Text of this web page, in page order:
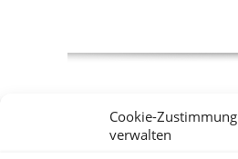
Cookie-Zustimmung
verwalten